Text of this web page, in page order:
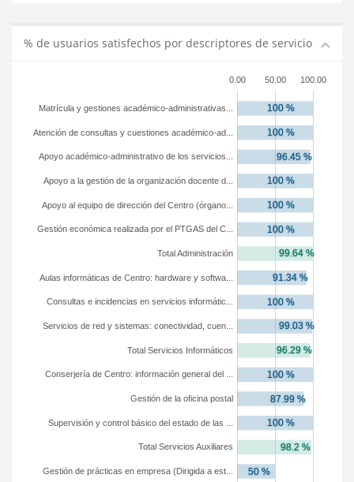
% de usuarios satisfechos por descriptores de servicio
0.00 50.00 100.00
Gestión de prácticas en empresa (Dirigida a est...
Total Servicios Auxiliares
Supervisión y control básico del estado de las ...
Gestión de la oficina postal
Conserjería de Centro: información general del ...
Total Servicios Informáticos
Servicios de red y sistemas: conectividad, cuen...
Consultas e incidencias en servicios informátic...
Aulas informáticas de Centro: hardware y softwa...
Total Administración
Gestión económica realizada por el PTGAS del C...
Apoyo al equipo de dirección del Centro (órgano...
Apoyo a la gestión de la organización docente d...
Apoyo académico-administrativo de los servicios...
Atención de consultas y cuestiones académico-ad...
Matrícula y gestiones académico-administrativas...